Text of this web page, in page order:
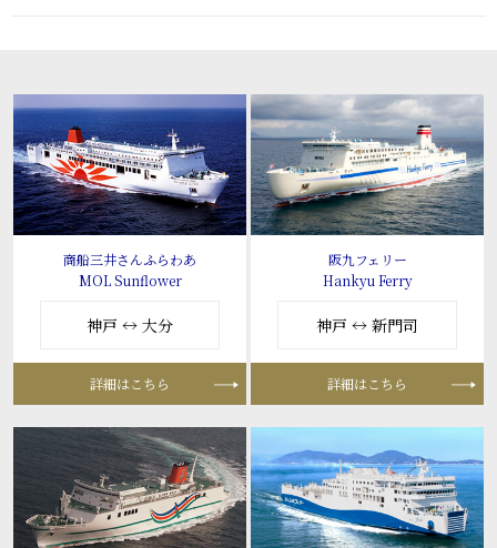
商船三井さんふらわあ
MOL Sunflower
神戸 ↔ 大分
詳細はこちら
阪九フェリー
Hankyu Ferry
神戸 ↔ 新門司
詳細はこちら